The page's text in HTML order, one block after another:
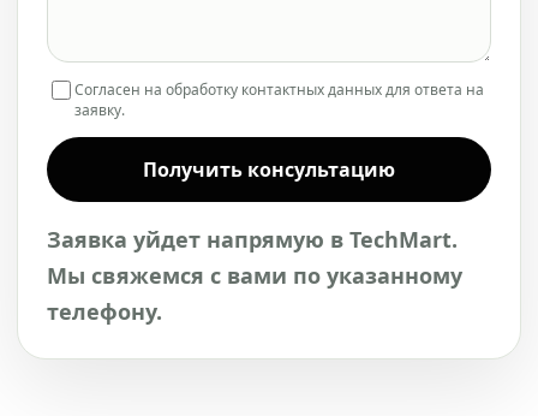
Согласен на обработку контактных данных для ответа на
заявку.
Получить консультацию
Заявка уйдет напрямую в TechMart.
Мы свяжемся с вами по указанному
телефону.